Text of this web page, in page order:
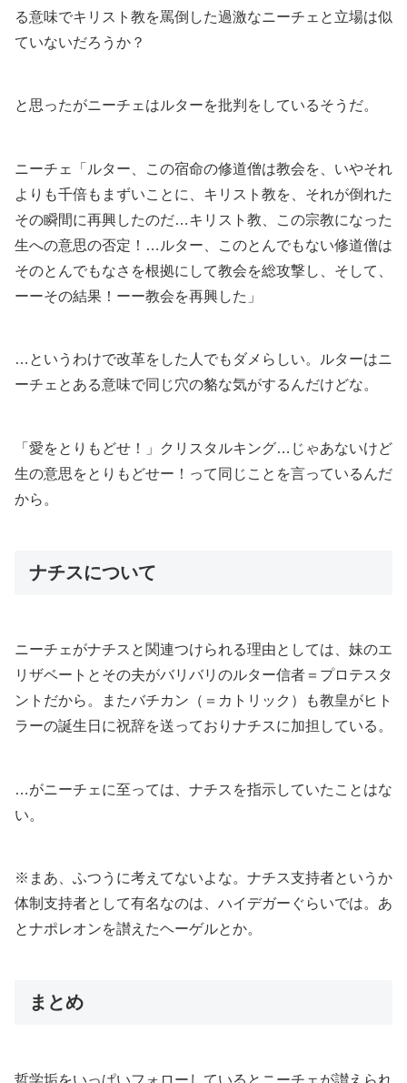
る意味でキリスト教を罵倒した過激なニーチェと立場は似
ていないだろうか？
と思ったがニーチェはルターを批判をしているそうだ。
ニーチェ「ルター、この宿命の修道僧は教会を、いやそれ
よりも千倍もまずいことに、キリスト教を、それが倒れた
その瞬間に再興したのだ…キリスト教、この宗教になった
生への意思の否定！…ルター、このとんでもない修道僧は
そのとんでもなさを根拠にして教会を総攻撃し、そして、
ーーその結果！ーー教会を再興した」
…というわけで改革をした人でもダメらしい。ルターはニ
ーチェとある意味で同じ穴の貉な気がするんだけどな。
「愛をとりもどせ！」クリスタルキング…じゃあないけど
生の意思をとりもどせー！って同じことを言っているんだ
から。
ナチスについて
ニーチェがナチスと関連つけられる理由としては、妹のエ
リザベートとその夫がバリバリのルター信者＝プロテスタ
ントだから。またバチカン（＝カトリック）も教皇がヒト
ラーの誕生日に祝辞を送っておりナチスに加担している。
…がニーチェに至っては、ナチスを指示していたことはな
い。
※まあ、ふつうに考えてないよな。ナチス支持者というか
体制支持者として有名なのは、ハイデガーぐらいでは。あ
とナポレオンを讃えたヘーゲルとか。
まとめ
哲学垢をいっぱいフォローしているとニーチェが讃えられ